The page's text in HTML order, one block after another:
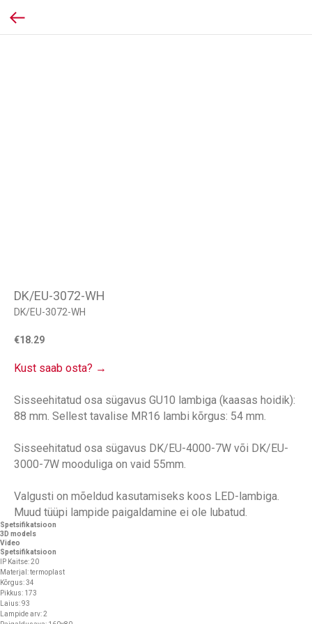
DK/EU-3072-WH
DK/EU-3072-WH
€18.29
Kust saab osta? →
Sisseehitatud osa sügavus GU10 lambiga (kaasas hoidik):
88 mm. Sellest tavalise MR16 lambi kõrgus: 54 mm.
Sisseehitatud osa sügavus DK/EU-4000-7W või DK/EU-
3000-7W mooduliga on vaid 55mm.
Valgusti on mõeldud kasutamiseks koos LED-lambiga.
Muud tüüpi lampide paigaldamine ei ole lubatud.
Spetsifikatsioon
3D models
Video
Spetsifikatsioon
IP Kaitse: 20
Materjal: termoplast
Kõrgus: 34
Pikkus: 173
Laius: 93
Lampide arv: 2